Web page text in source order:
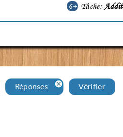
6+ Tâche:
Réponses Vérifier